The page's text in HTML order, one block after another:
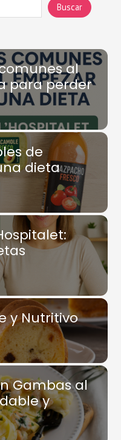
Buscar
al
para perder
de
dieta
y Nutritivo
Gambas al
y